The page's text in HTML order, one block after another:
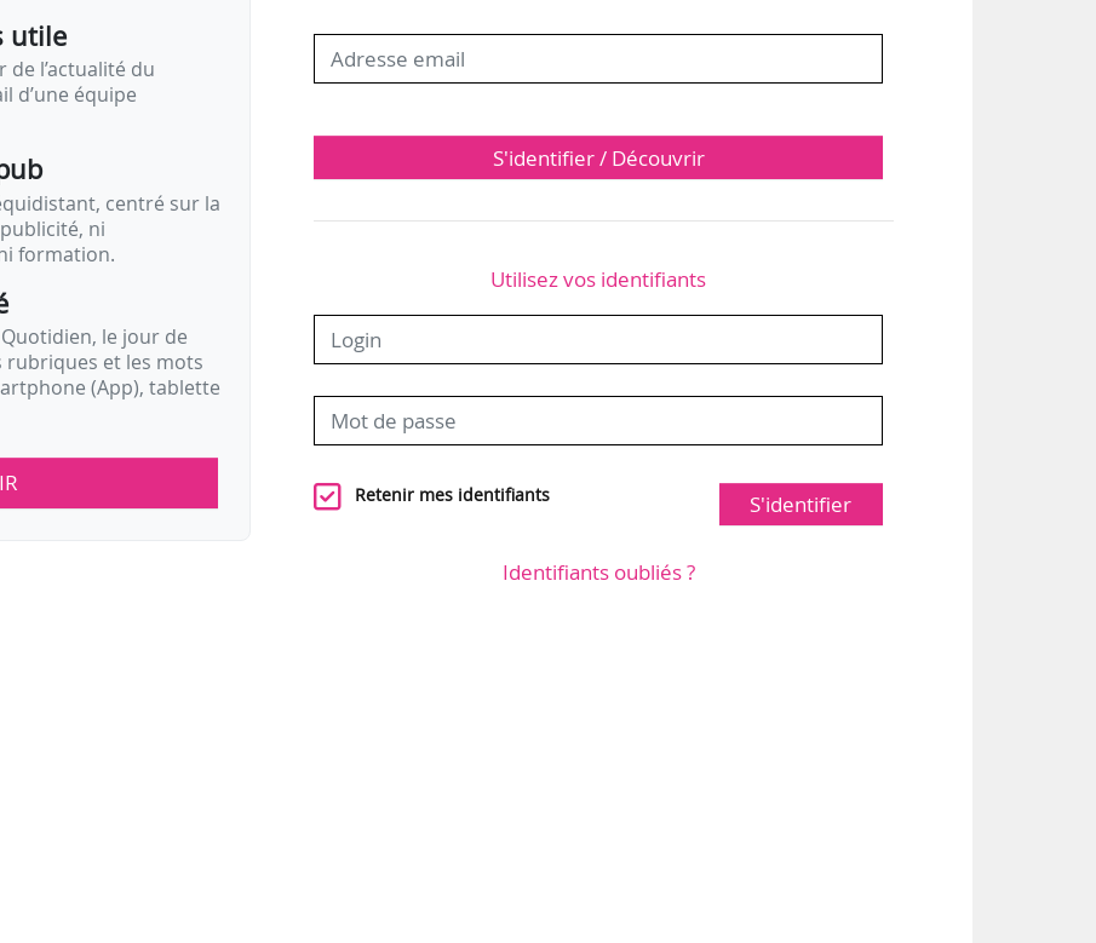
utile
de l’actualité du
d’une équipe
centré sur la
ni
formation.
le jour de
rubriques et les mots
(App), tablette
S'identifier / Découvrir
Utilisez vos identifiants
Retenir mes identifiants S'identifier
Identifiants oubliés ?